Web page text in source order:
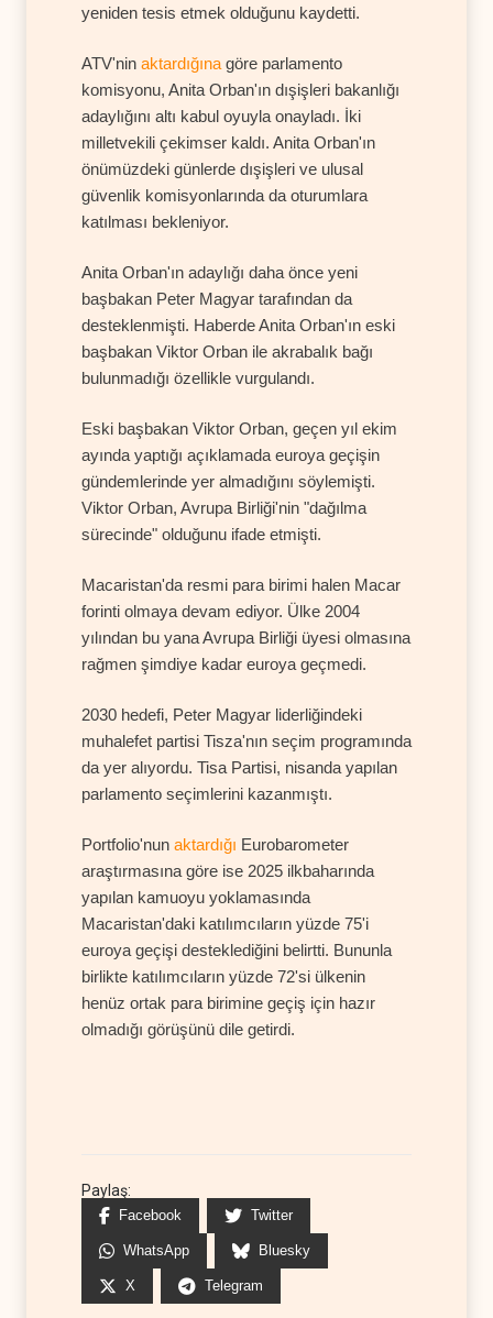
yeniden tesis etmek olduğunu kaydetti.
ATV'nin aktardığına göre parlamento
komisyonu, Anita Orban'ın dışişleri bakanlığı
adaylığını altı kabul oyuyla onayladı. İki
milletvekili çekimser kaldı. Anita Orban'ın
önümüzdeki günlerde dışişleri ve ulusal
güvenlik komisyonlarında da oturumlara
katılması bekleniyor.
Anita Orban'ın adaylığı daha önce yeni
başbakan Peter Magyar tarafından da
desteklenmişti. Haberde Anita Orban'ın eski
başbakan Viktor Orban ile akrabalık bağı
bulunmadığı özellikle vurgulandı.
Eski başbakan Viktor Orban, geçen yıl ekim
ayında yaptığı açıklamada euroya geçişin
gündemlerinde yer almadığını söylemişti.
Viktor Orban, Avrupa Birliği'nin "dağılma
sürecinde" olduğunu ifade etmişti.
Macaristan'da resmi para birimi halen Macar
forinti olmaya devam ediyor. Ülke 2004
yılından bu yana Avrupa Birliği üyesi olmasına
rağmen şimdiye kadar euroya geçmedi.
2030 hedefi, Peter Magyar liderliğindeki
muhalefet partisi Tisza'nın seçim programında
da yer alıyordu. Tisa Partisi, nisanda yapılan
parlamento seçimlerini kazanmıştı.
Portfolio'nun aktardığı Eurobarometer
araştırmasına göre ise 2025 ilkbaharında
yapılan kamuoyu yoklamasında
Macaristan'daki katılımcıların yüzde 75'i
euroya geçişi desteklediğini belirtti. Bununla
birlikte katılımcıların yüzde 72'si ülkenin
henüz ortak para birimine geçiş için hazır
olmadığı görüşünü dile getirdi.
Paylaş:
Facebook Twitter
WhatsApp Bluesky
X Telegram